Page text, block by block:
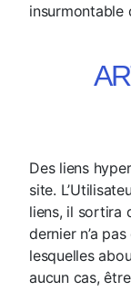
insurmontable
Des liens
site.
liens, il sortira
dernier n’a
lesquelles
aucun cas,